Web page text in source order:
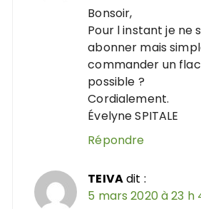
Bonsoir,
Pour l instant je ne
abonner mais
commander un
possible ?
Cordialement.
Évelyne SPITALE
Répondre
TEIVAdit :
5 mars 2020 à 23 h